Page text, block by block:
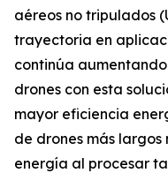
aéreos no tripulados
trayectoria en
continúa
drones con esta
mayor eficiencia
de drones más largos
energía al procesar